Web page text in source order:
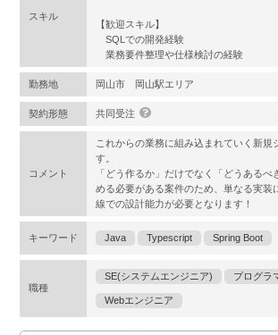
スキル
【歓迎スキル】
SQLでの開発経験
業務要件整理や仕様検討の経験
勤務地 岡山市 岡山駅エリア
契約形態 共同受注
コメント
これからの業務に組み込まれていく新規
す。
「どう作るか」だけでなく「どうあるべ
める必要がある案件のため、単なる実装
線での設計能力が必要となります！
キーワード Java Typescript Spring Boot
職種
SE(システムエンジニア) プログラ
Webエンジニア